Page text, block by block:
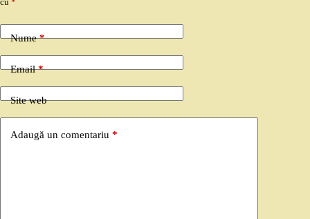
Nume*
Email*
Site web
Adaugă un comentariu *